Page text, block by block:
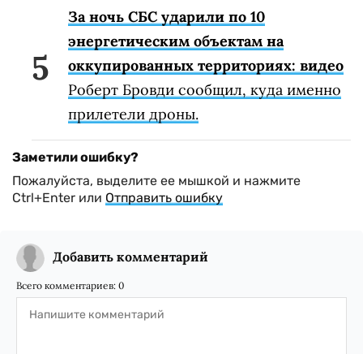
За ночь СБС ударили по 10
энергетическим объектам на
оккупированных территориях: видео
Роберт Бровди сообщил, куда именно
прилетели дроны.
Заметили ошибку?
Пожалуйста, выделите ее мышкой и нажмите
Ctrl+Enter или Отправить ошибку
Добавить комментарий
Всего комментариев: 0